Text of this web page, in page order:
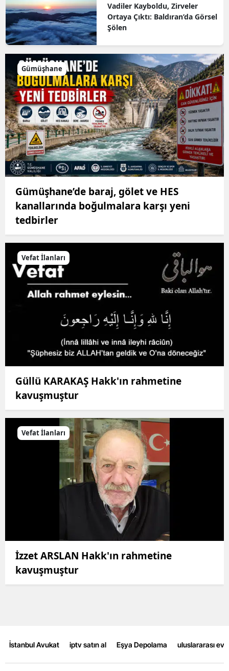
Vadiler Kayboldu, Zirveler
Ortaya Çıktı: Baldıran’da Görsel
Şölen
Gümüşhane
Gümüşhane’de baraj, gölet ve HES
kanallarında boğulmalara karşı yeni
tedbirler
Vefat İlanları
Güllü KARAKAŞ Hakk'ın rahmetine
kavuşmuştur
Vefat İlanları
İzzet ARSLAN Hakk'ın rahmetine
kavuşmuştur
İstanbul Avukat iptv satın al Eşya Depolama uluslararası